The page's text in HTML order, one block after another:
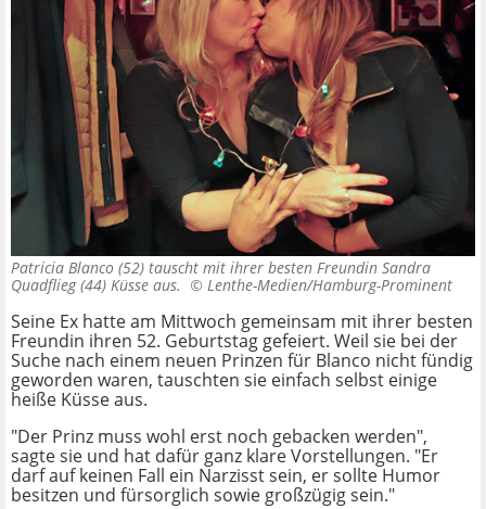
Patricia Blanco (52) tauscht mit ihrer besten Freundin Sandra
Quadflieg (44) Küsse aus. © Lenthe-Medien/Hamburg-Prominent
Seine Ex hatte am Mittwoch gemeinsam mit ihrer besten
Freundin ihren 52. Geburtstag gefeiert. Weil sie bei der
Suche nach einem neuen Prinzen für Blanco nicht fündig
geworden waren, tauschten sie einfach selbst einige
heiße Küsse aus.
"Der Prinz muss wohl erst noch gebacken werden",
sagte sie und hat dafür ganz klare Vorstellungen. "Er
darf auf keinen Fall ein Narzisst sein, er sollte Humor
besitzen und fürsorglich sowie großzügig sein."